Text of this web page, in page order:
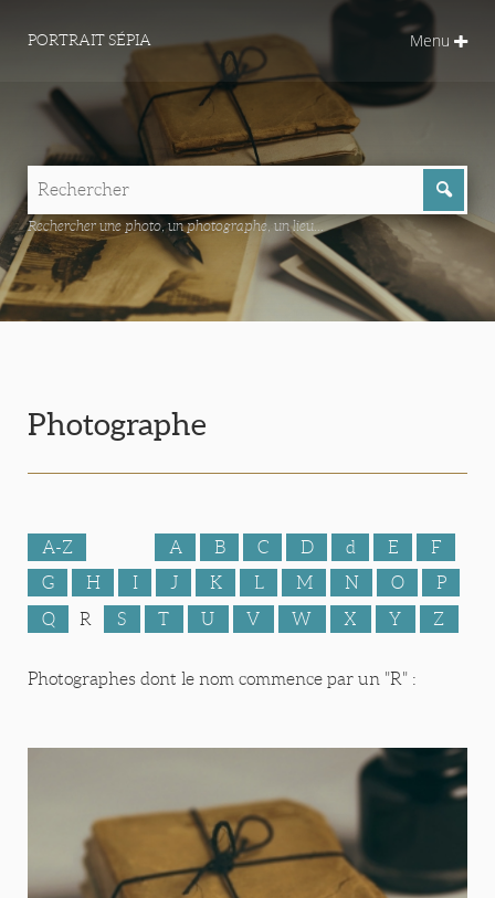
PORTRAIT SÉPIA Menu
Rechercher une photo, un photographe, un lieu...
Photographe
A-Z A B C D d E
F
G
H I J K L M N O
P
Q
R S T U V W X Y Z
Photographes dont le nom commence par un "R" :